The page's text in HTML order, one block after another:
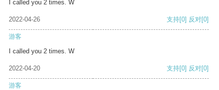
I called you 2 times. W
2022-04-26 支持[0] 反对[0]
游客
I called you 2 times. W
2022-04-20 支持[0] 反对[0]
游客